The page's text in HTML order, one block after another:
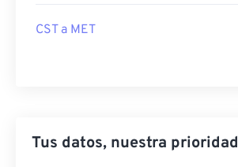
CST a MET
Tus datos, nuestra prioridad